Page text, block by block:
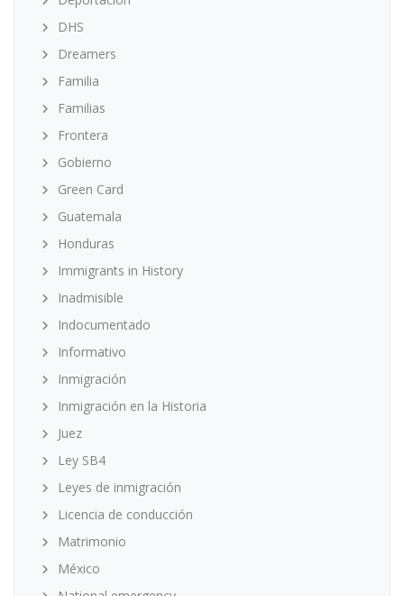
DHS
Dreamers
Familia
Familias
Frontera
Gobierno
Green Card
Guatemala
Honduras
Immigrants in History
Inadmisible
Indocumentado
Informativo
Inmigración
Inmigración en la Historia
Juez
Ley SB4
Leyes de inmigración
Licencia de conducción
Matrimonio
México